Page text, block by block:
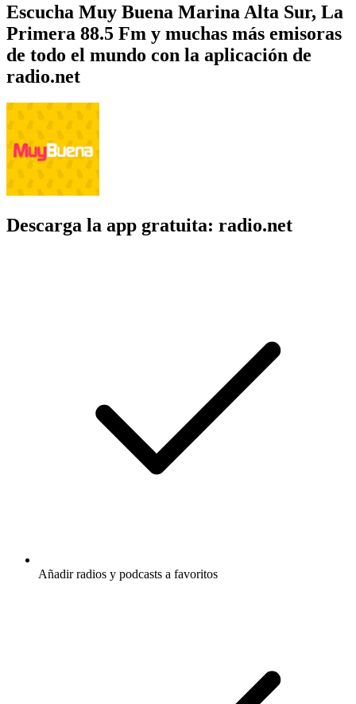
Escucha Muy Buena Marina Alta Sur, La
Primera 88.5 Fm y muchas más emisoras
de todo el mundo con la aplicación de
radio.net
Descarga la app gratuita: radio.net
Añadir radios y podcasts a favoritos